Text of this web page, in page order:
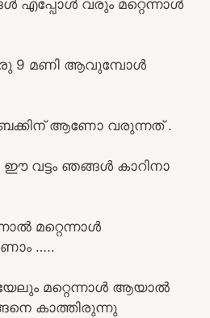
എപ്പോൾ വരും മറ്റെന്നാൾ
9 മണി ആവുമ്പോൾ
ആണോ വരുന്നത് .
വട്ടം ഞങ്ങൾ കാറിനാ
മറ്റെന്നാൾ
…..
മറ്റെന്നാൾ ആയാൽ
കാത്തിരുന്നു